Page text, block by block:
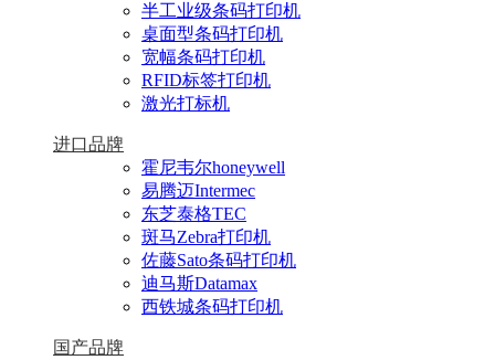
半工业级条码打印机
桌面型条码打印机
宽幅条码打印机
RFID标签打印机
激光打标机
进口品牌
霍尼韦尔honeywell
易腾迈Intermec
东芝泰格TEC
斑马Zebra打印机
佐藤Sato条码打印机
迪马斯Datamax
西铁城条码打印机
国产品牌